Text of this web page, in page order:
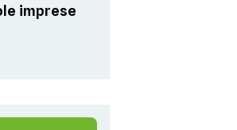
imprese